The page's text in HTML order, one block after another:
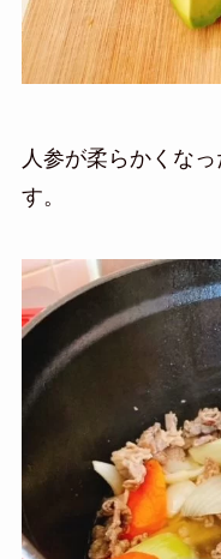
人参が柔らかくな
す。